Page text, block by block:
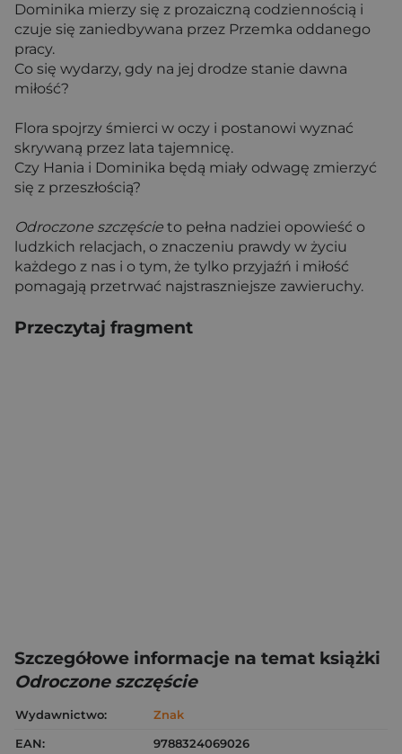
Dominika mierzy się z prozaiczną codziennością i
czuje się zaniedbywana przez Przemka oddanego
pracy.
Co się wydarzy, gdy na jej drodze stanie dawna
miłość?
Flora spojrzy śmierci w oczy i postanowi wyznać
skrywaną przez lata tajemnicę.
Czy Hania i Dominika będą miały odwagę zmierzyć
się z przeszłością?
Odroczone szczęście to pełna nadziei opowieść o
ludzkich relacjach, o znaczeniu prawdy w życiu
każdego z nas i o tym, że tylko przyjaźń i miłość
pomagają przetrwać najstraszniejsze zawieruchy.
Przeczytaj fragment
Szczegółowe informacje na temat książki
Odroczone szczęście
Wydawnictwo:
Znak
EAN:
9788324069026